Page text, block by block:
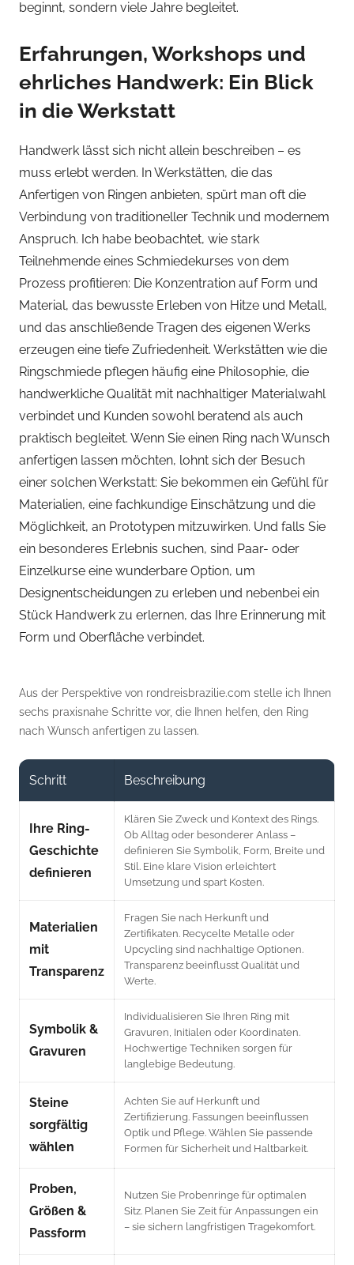
beginnt, sondern viele Jahre begleitet.
Erfahrungen, Workshops und
ehrliches Handwerk: Ein Blick
in die Werkstatt
Handwerk lässt sich nicht allein beschreiben – es
muss erlebt werden. In Werkstätten, die das
Anfertigen von Ringen anbieten, spürt man oft die
Verbindung von traditioneller Technik und modernem
Anspruch. Ich habe beobachtet, wie stark
Teilnehmende eines Schmiedekurses von dem
Prozess profitieren: Die Konzentration auf Form und
Material, das bewusste Erleben von Hitze und Metall,
und das anschließende Tragen des eigenen Werks
erzeugen eine tiefe Zufriedenheit. Werkstätten wie die
Ringschmiede pflegen häufig eine Philosophie, die
handwerkliche Qualität mit nachhaltiger Materialwahl
verbindet und Kunden sowohl beratend als auch
praktisch begleitet. Wenn Sie einen Ring nach Wunsch
anfertigen lassen möchten, lohnt sich der Besuch
einer solchen Werkstatt: Sie bekommen ein Gefühl für
Materialien, eine fachkundige Einschätzung und die
Möglichkeit, an Prototypen mitzuwirken. Und falls Sie
ein besonderes Erlebnis suchen, sind Paar- oder
Einzelkurse eine wunderbare Option, um
Designentscheidungen zu erleben und nebenbei ein
Stück Handwerk zu erlernen, das Ihre Erinnerung mit
Form und Oberfläche verbindet.
Aus der Perspektive von rondreisbrazilie.com stelle ich Ihnen
sechs praxisnahe Schritte vor, die Ihnen helfen, den Ring
nach Wunsch anfertigen zu lassen.
Schritt Beschreibung
Ihre Ring-
Geschichte
definieren
Klären Sie Zweck und Kontext des Rings.
Ob Alltag oder besonderer Anlass –
definieren Sie Symbolik, Form, Breite und
Stil. Eine klare Vision erleichtert
Umsetzung und spart Kosten.
Materialien
mit
Transparenz
Fragen Sie nach Herkunft und
Zertifikaten. Recycelte Metalle oder
Upcycling sind nachhaltige Optionen.
Transparenz beeinflusst Qualität und
Werte.
Symbolik &
Gravuren
Individualisieren Sie Ihren Ring mit
Gravuren, Initialen oder Koordinaten.
Hochwertige Techniken sorgen für
langlebige Bedeutung.
Steine
sorgfältig
wählen
Achten Sie auf Herkunft und
Zertifizierung. Fassungen beeinflussen
Optik und Pflege. Wählen Sie passende
Formen für Sicherheit und Haltbarkeit.
Proben,
Größen &
Passform
Nutzen Sie Probenringe für optimalen
Sitz. Planen Sie Zeit für Anpassungen ein
– sie sichern langfristigen Tragekomfort.